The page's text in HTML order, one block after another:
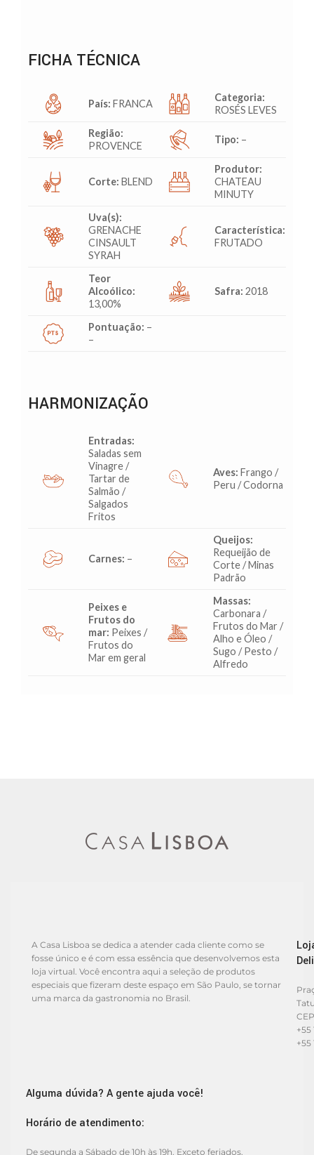
FICHA TÉCNICA
País: FRANCA
Categoria:
ROSÉS LEVES
Região:
PROVENCE
Tipo: –
Corte: BLEND
Produtor:
CHATEAU
MINUTY
Uva(s):
GRENACHE
CINSAULT
SYRAH
Característica:
FRUTADO
Teor
Alcoólico:
13,00%
Safra: 2018
Pontuação: –
–
HARMONIZAÇÃO
Entradas:
Saladas sem
Vinagre /
Tartar de
Salmão /
Salgados
Fritos
Aves: Frango /
Peru / Codorna
Carnes: –
Queijos:
Requeijão de
Corte / Minas
Padrão
Peixes e
Frutos do
mar: Peixes /
Frutos do
Mar em geral
Massas:
Carbonara /
Frutos do Mar /
Alho e Óleo /
Sugo / Pesto /
Alfredo
A Casa Lisboa se dedica a atender cada cliente como se
fosse único e é com essa essência que desenvolvemos esta
loja virtual. Você encontra aqui a seleção de produtos
especiais que fizeram deste espaço em São Paulo, se tornar
uma marca da gastronomia no Brasil.
+55
+55
Alguma dúvida? A gente ajuda você!
Horário de atendimento:
De segunda a Sábado de 10h às 19h. Exceto feriados.